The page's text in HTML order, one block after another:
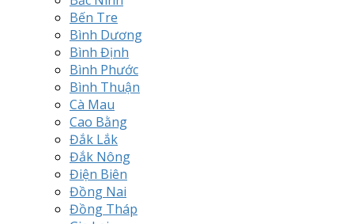
Bến Tre
Bình Dương
Bình Định
Bình Phước
Bình Thuận
Cà Mau
Cao Bằng
Đắk Lắk
Đắk Nông
Điện Biên
Đồng Nai
Đồng Tháp